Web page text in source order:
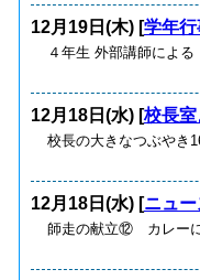
12月19日(木) [学年行
４年生 外部講師によ
12月18日(水) [校長室
校長の大きなつぶやき
12月18日(水) [ニュ
師走の献立⑫ カレー